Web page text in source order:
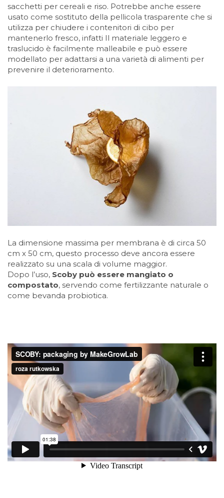
sacchetti per cereali e riso. Potrebbe anche essere
usato come sostituto della pellicola trasparente che si
utilizza per chiudere i contenitori di cibo per
mantenerlo fresco, infatti Il materiale leggero e
traslucido è facilmente malleabile e può essere
modellato per adattarsi a una varietà di alimenti per
prevenire il deterioramento.
La dimensione massima per membrana è di circa 50
cm x 50 cm, questo processo deve ancora essere
realizzato su una scala di volume maggior.
Dopo l’uso, Scoby può essere mangiato o
compostato, servendo come fertilizzante naturale o
come bevanda probiotica.